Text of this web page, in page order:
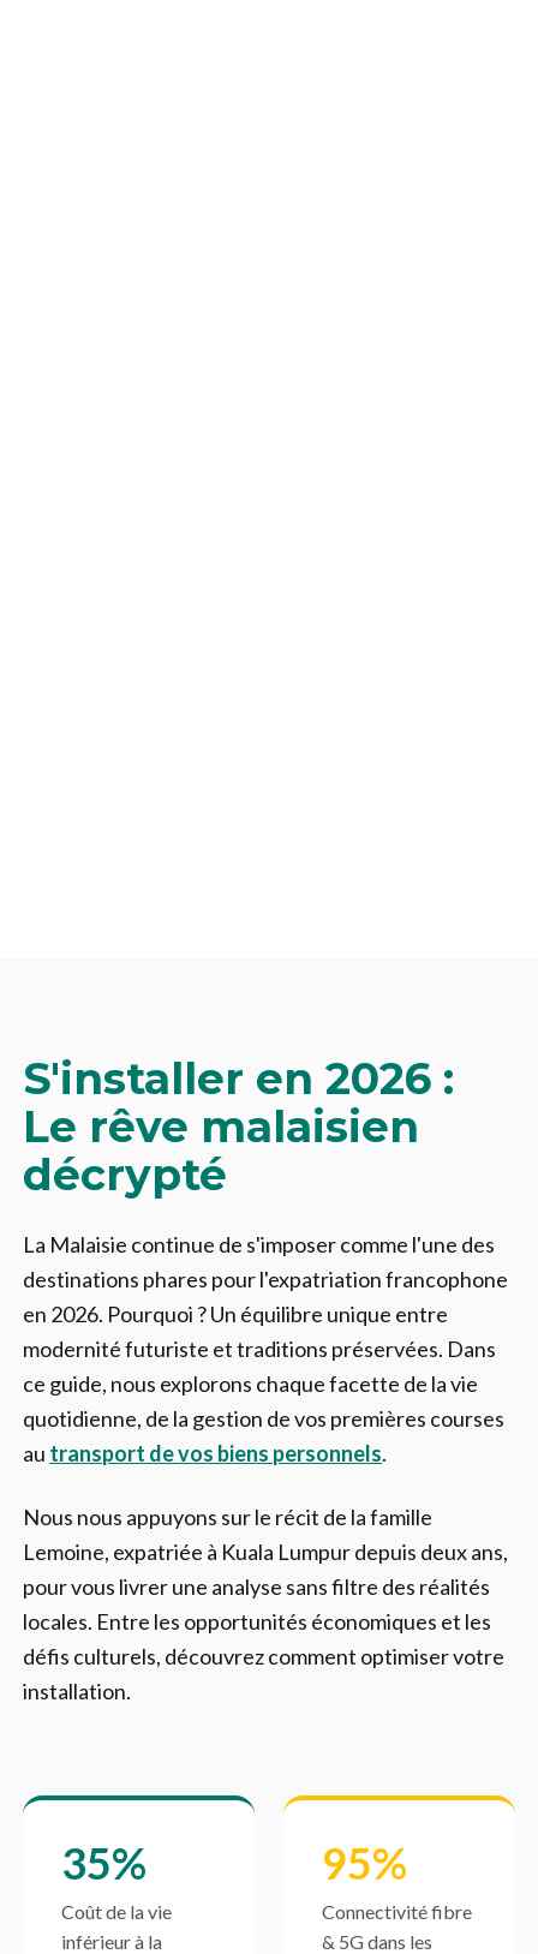
S'installer en 2026 :
Le rêve malaisien
décrypté
La Malaisie continue de s'imposer comme l'une des
destinations phares pour l'expatriation francophone
en 2026. Pourquoi ? Un équilibre unique entre
modernité futuriste et traditions préservées. Dans
ce guide, nous explorons chaque facette de la vie
quotidienne, de la gestion de vos premières courses
au transport de vos biens personnels.
Nous nous appuyons sur le récit de la famille
Lemoine, expatriée à Kuala Lumpur depuis deux ans,
pour vous livrer une analyse sans filtre des réalités
locales. Entre les opportunités économiques et les
défis culturels, découvrez comment optimiser votre
installation.
35%
Coût de la vie
inférieur à la
95%
Connectivité fibre
& 5G dans les